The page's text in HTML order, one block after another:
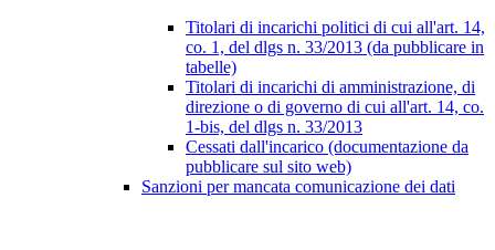
Titolari di incarichi politici di cui all'art. 14,
co. 1, del dlgs n. 33/2013 (da pubblicare in
tabelle)
Titolari di incarichi di amministrazione, di
direzione o di governo di cui all'art. 14, co.
1-bis, del dlgs n. 33/2013
Cessati dall'incarico (documentazione da
pubblicare sul sito web)
Sanzioni per mancata comunicazione dei dati